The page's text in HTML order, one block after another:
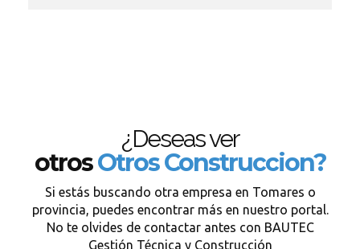
¿Deseas ver
otrosOtros Construccion?
Si estás buscando otra empresa en Tomares o
provincia, puedes encontrar más en nuestro portal.
No te olvides de contactar antes con BAUTEC
Gestión Técnica y Construcción